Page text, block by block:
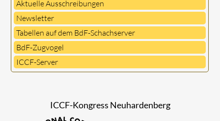
Aktuelle Ausschreibungen
Newsletter
Tabellen auf dem BdF-Schachserver
BdF-Zugvogel
ICCF-Server
ICCF-Kongress Neuhardenberg